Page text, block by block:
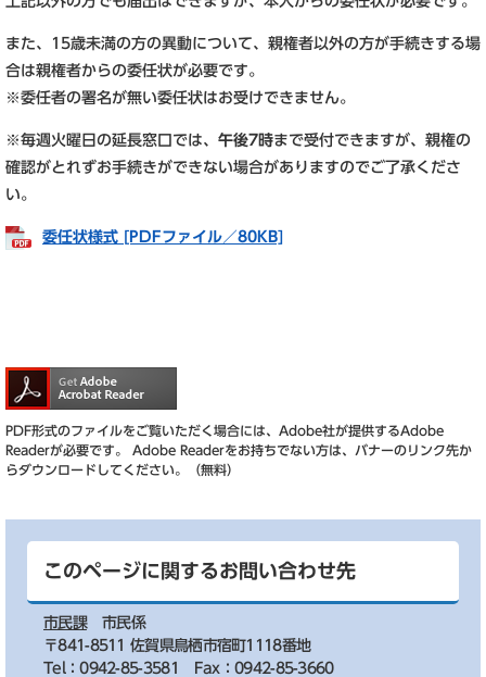
また、15歳未満の方の異動について、親権者以外の方が手続きする場
合は親権者からの委任状が必要です。
※委任者の署名が無い委任状はお受けできません。
※毎週火曜日の延長窓口では、 午後7時まで受付できますが、親権の
確認がとれずお手続きができない場合がありますのでご了承くださ
い。
委任状様式 [PDFファイル／80KB]
PDF形式のファイルをご覧いただく場合には、Adobe社が提供するAdobe
Readerが必要です。
Adobe Readerをお持ちでない方は、バナーのリンク先か
らダウンロードしてください。（無料）
このページに関するお問い合わせ先
市民課
市民係
〒841-8511 佐賀県鳥栖市宿町1118番地
Tel：0942-85-3581
Fax：0942-85-3660